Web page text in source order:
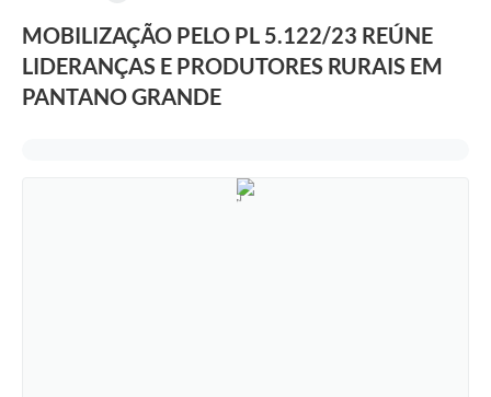
Expocal, Festa do Cavalo e o Relincho da Canção Nativa
Contato
MOBILIZAÇÃO PELO PL 5.122/23 REÚNE
LIDERANÇAS E PRODUTORES RURAIS EM
PANTANO GRANDE